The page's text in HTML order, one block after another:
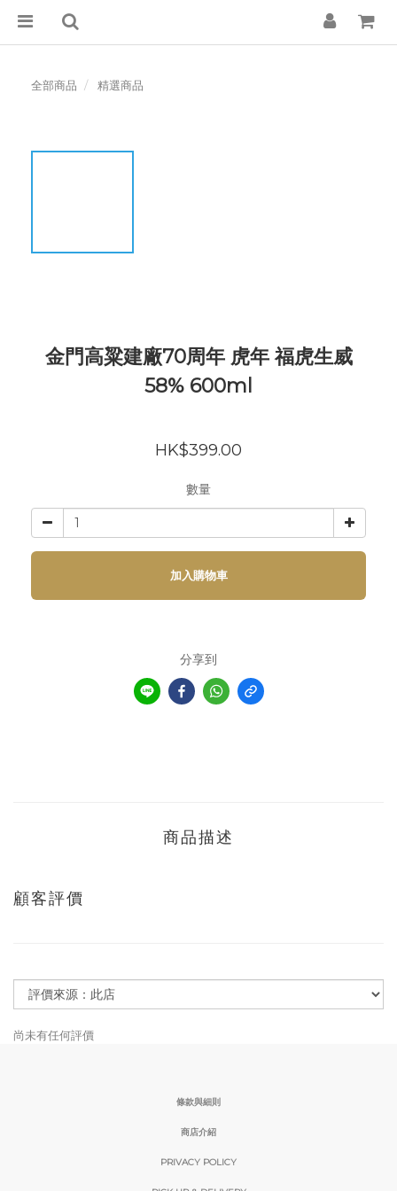
全部商品 精選商品
金門高粱建廠70周年 虎年 福虎生威
58% 600ml
HK$399.00
數量
加入購物車
分享到
商品描述
顧客評價
尚未有任何評價
條款與細則
商店介紹
PRIVACY POLICY